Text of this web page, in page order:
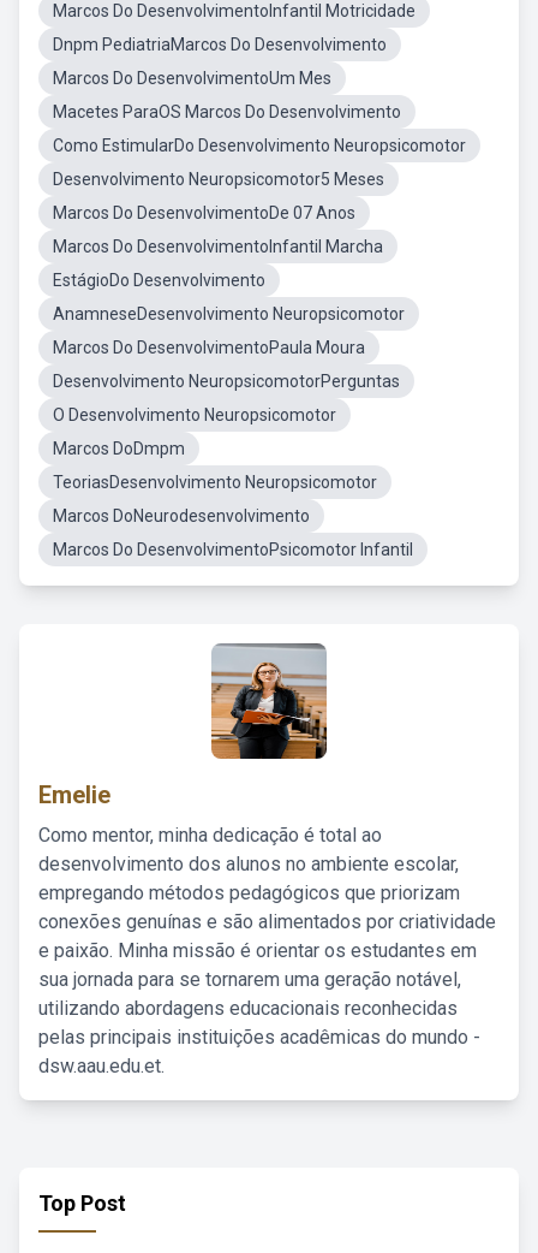
Marcos Do DesenvolvimentoInfantil Motricidade
Dnpm PediatriaMarcos Do Desenvolvimento
Marcos Do DesenvolvimentoUm Mes
Macetes ParaOS Marcos Do Desenvolvimento
Como EstimularDo Desenvolvimento Neuropsicomotor
Desenvolvimento Neuropsicomotor5 Meses
Marcos Do DesenvolvimentoDe 07 Anos
Marcos Do DesenvolvimentoInfantil Marcha
EstágioDo Desenvolvimento
AnamneseDesenvolvimento Neuropsicomotor
Marcos Do DesenvolvimentoPaula Moura
Desenvolvimento NeuropsicomotorPerguntas
O Desenvolvimento Neuropsicomotor
Marcos DoDmpm
TeoriasDesenvolvimento Neuropsicomotor
Marcos DoNeurodesenvolvimento
Marcos Do DesenvolvimentoPsicomotor Infantil
Emelie
Como mentor, minha dedicação é total ao
desenvolvimento dos alunos no ambiente escolar,
empregando métodos pedagógicos que priorizam
conexões genuínas e são alimentados por criatividade
e paixão. Minha missão é orientar os estudantes em
sua jornada para se tornarem uma geração notável,
utilizando abordagens educacionais reconhecidas
pelas principais instituições acadêmicas do mundo -
dsw.aau.edu.et.
Top Post